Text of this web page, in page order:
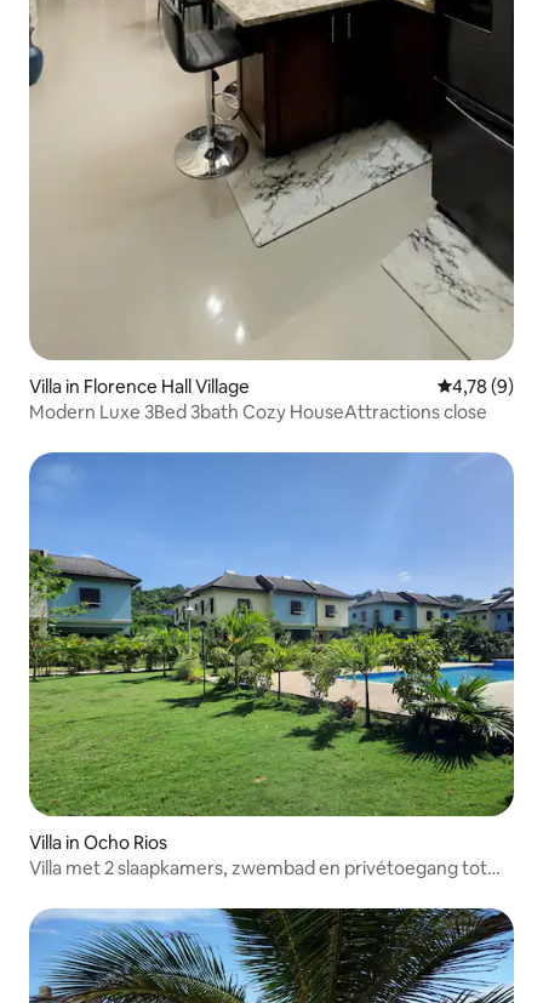
Villa in Florence Hall Village
4,78 (9)
Modern Luxe 3Bed 3bath Cozy HouseAttractions close
Villa in Ocho Rios
Villa met 2 slaapkamers, zwembad en privétoegang tot